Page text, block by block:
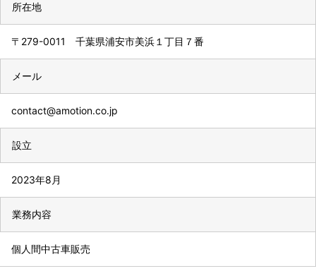
所在地
〒279-0011 千葉県浦安市美浜１丁目７番
メール
contact@amotion.co.jp
設立
2023年8月
業務内容
個人間中古車販売